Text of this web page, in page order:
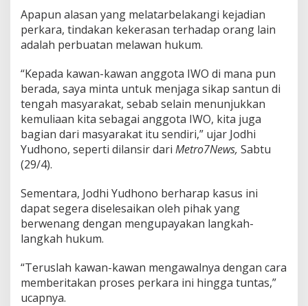
e
s
H
u
m
P
e
n
g
a
a
y
a
a
a
r
t
Apapun alasan yang melatarbelakangi kejadian
perkara, tindakan kekerasan terhadap orang lain
adalah perbuatan melawan hukum.
“Kepada kawan-kawan anggota IWO di mana pun
berada, saya minta untuk menjaga sikap santun di
tengah masyarakat, sebab selain menunjukkan
kemuliaan kita sebagai anggota IWO, kita juga
bagian dari masyarakat itu sendiri,” ujar Jodhi
Yudhono, seperti dilansir dari Metro7News, Sabtu
(29/4).
Sementara, Jodhi Yudhono berharap kasus ini
dapat segera diselesaikan oleh pihak yang
berwenang dengan mengupayakan langkah-
langkah hukum.
“Teruslah kawan-kawan mengawalnya dengan cara
memberitakan proses perkara ini hingga tuntas,”
ucapnya.